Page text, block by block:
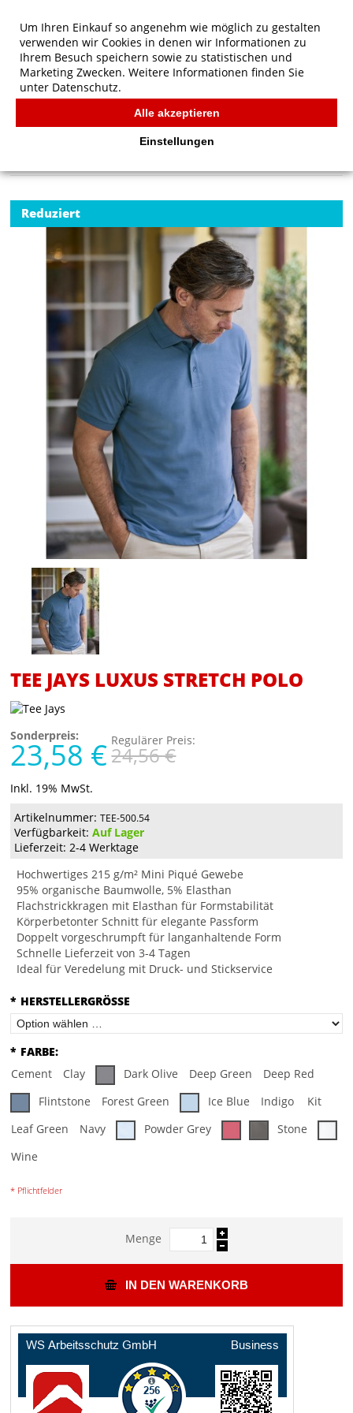
Tee Jays Luxus Stretch Polo
Reduziert
TEE JAYS LUXUS STRETCH POLO
Sonderpreis:
23,58 € Regulärer Preis:
24,56 €
Inkl. 19% MwSt.
Artikelnummer: TEE-500.54
Verfügbarkeit:Auf Lager
Lieferzeit: 2-4 Werktage
Hochwertiges 215 g/m² Mini Piqué Gewebe
95% organische Baumwolle, 5% Elasthan
Flachstrickkragen mit Elasthan für Formstabilität
Körperbetonter Schnitt für elegante Passform
Doppelt vorgeschrumpft für langanhaltende Form
Schnelle Lieferzeit von 3-4 Tagen
Ideal für Veredelung mit Druck- und Stickservice
* HERSTELLERGRÖSSE
* FARBE:
Cement
Clay Dark Olive Deep Green
Deep Red
Flintstone
Forest Green Ice Blue Indigo
Kit
Leaf Green
Navy Powder Grey
Stone
Wine
* Pflichtfelder
Menge
IN DEN WARENKORB
Um Ihren Einkauf so angenehm wie möglich zu gestalten
verwenden wir Cookies in denen wir Informationen zu
Ihrem Besuch speichern sowie zu statistischen und
Marketing Zwecken. Weitere Informationen finden Sie
unter Datenschutz.
Alle akzeptieren
Einstellungen